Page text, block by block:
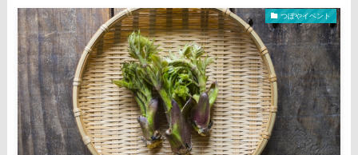
つぼやイベント